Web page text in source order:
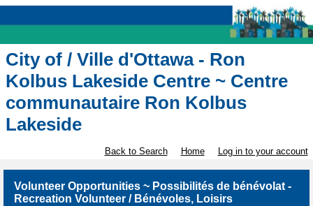
City of / Ville d'Ottawa - Ron
Kolbus Lakeside Centre ~ Centre
communautaire Ron Kolbus
Lakeside
Back to Search Home Log in to your account
Volunteer Opportunities ~ Possibilités de bénévolat -
Recreation Volunteer / Bénévoles, Loisirs